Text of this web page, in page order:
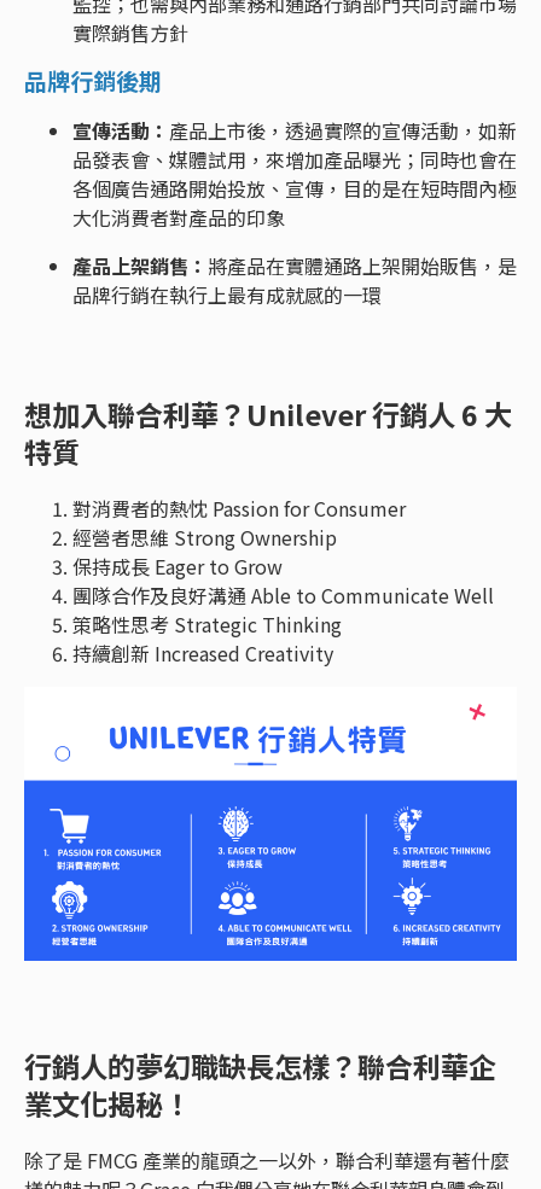
實際銷售方針
品牌行銷後期
宣傳活動： 產品上市後，透過實際的宣傳活動，如新
品發表會、媒體試用，來增加產品曝光；同時也會在
各個廣告通路開始投放、宣傳，目的是在短時間內極
大化消費者對產品的印象
產品上架銷售： 將產品在實體通路上架開始販售，是
品牌行銷在執行上最有成就感的一環
想加入聯合利華？Unilever 行銷人 6 大
特質
對消費者的熱忱 Passion for Consumer
經營者思維 Strong Ownership
保持成長 Eager to Grow
團隊合作及良好溝通 Able to Communicate Well
策略性思考 Strategic Thinking
持續創新 Increased Creativity
行銷人的夢幻職缺長怎樣？聯合利華企
業文化揭秘！
除了是 FMCG 產業的龍頭之一以外，聯合利華還有著什麼